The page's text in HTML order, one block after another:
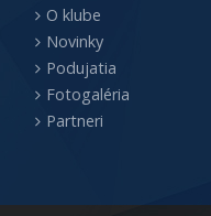
O klube
Novinky
Podujatia
Fotogaléria
Partneri